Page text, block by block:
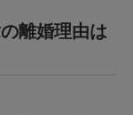
離婚理由は